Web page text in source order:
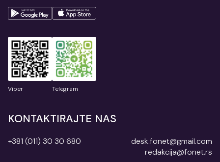
Viber Telegram
KONTAKTIRAJTE NAS
+381 (011) 30 30 680
desk.fonet@gmail.com
redakcija@fonet.rs